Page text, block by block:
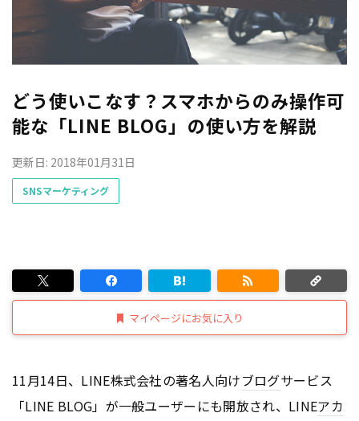
どう使いこなす？スマホからのみ操作可
能な「LINE BLOG」の使い方を解説
更新日: 2018年01月31日
SNSマーケティング
マイページにお気に入り
11月14日、LINE株式会社の著名人向けブログサービス
「LINE BLOG」が一般ユーザーにも開放され、LINEアカ